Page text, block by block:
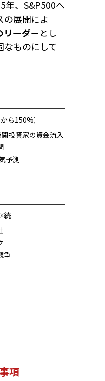
年、S&P500へ
の展開によ
リーダーとし
なものにして
ら150%）
投資家の資金流入
予測
続
争
項